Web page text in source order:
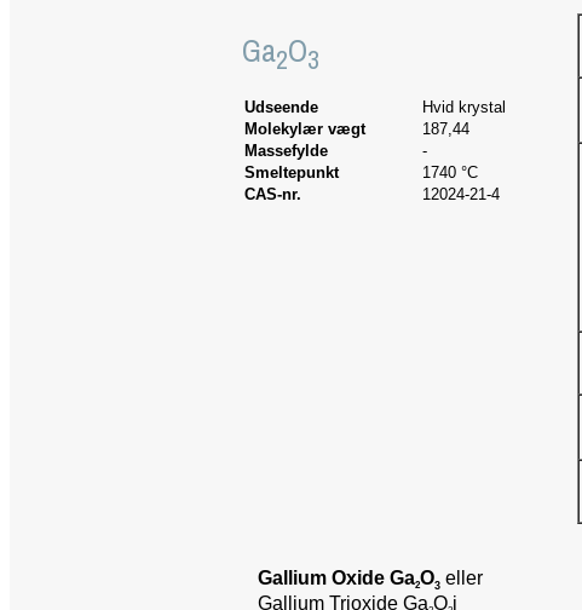
Ga2O3
Udseende
Hvid krystal
Molekylær vægt
187,44
Massefylde
-
Smeltepunkt
1740 °C
CAS-nr.
12024-21-4
Gallium Oxide Ga2O3 eller
Gallium Trioxide Ga O i